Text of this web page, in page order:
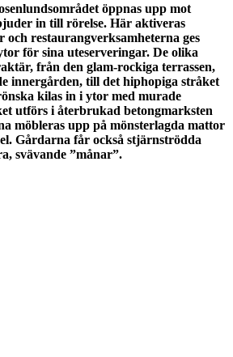
öppnas upp mot
in till rörelse. Här aktiveras
och restaurangverksamheterna ges
för sina uteserveringar. De olika
från den glam-rockiga terrassen,
innergården, till det hiphopiga stråket
kilas in i ytor med murade
utförs i återbrukad betongmarksten
möbleras upp på mönsterlagda mattor
Gårdarna får också stjärnströdda
svävande ”månar”.